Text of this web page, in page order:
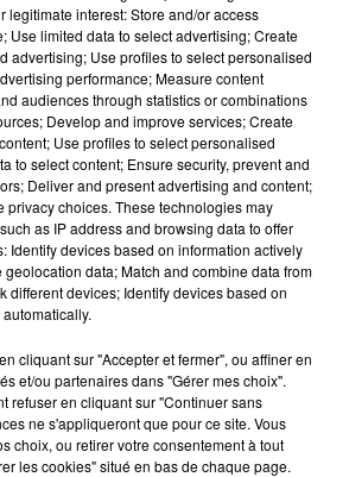
organisée et vous êtes tous
13h04
13h04
Shape Of You
12h59
12h59
legitimate interest: Store and/or access
Use limited data to select advertising; Create
advertising; Use profiles to select personalised
performance; Measure content
audiences through statistics or combinations
Develop and improve services; Create
Use profiles to select personalised
to select content; Ensure security, prevent and
Deliver and present advertising and content;
privacy choices. These technologies may
as IP address and browsing data to offer
Identify devices based on information actively
data; Match and combine data from
different devices; Identify devices based on
cliquant sur "Accepter et fermer", ou affiner en
et/ou partenaires dans "Gérer mes choix".
refuser en cliquant sur "Continuer sans
ne s'appliqueront que pour ce site. Vous
choix, ou retirer votre consentement à tout
les cookies" situé en bas de chaque page.